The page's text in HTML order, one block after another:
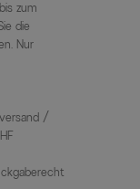
zum
die
Nur
/